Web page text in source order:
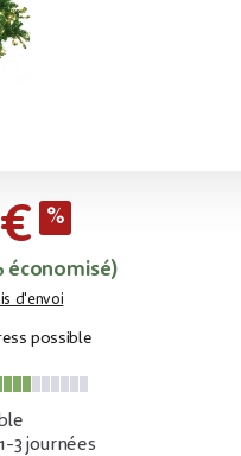
économisé)
d'envoi
possible
3 journées